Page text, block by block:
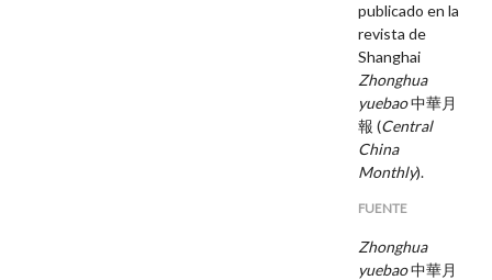
publicado en la
revista de
Shanghai
Zhonghua
yuebao中華月
報 (Central
China
Monthly).
FUENTE
Zhonghua
yuebao中華月